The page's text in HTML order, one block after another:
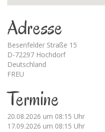
Adresse
Besenfelder Straße 15
D-72297 Hochdorf
Deutschland
FREU
Termine
20.08.2026 um 08:15 Uhr
17.09.2026 um 08:15 Uhr